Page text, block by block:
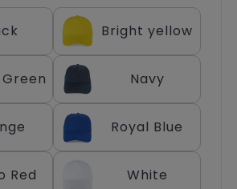
Bright yellow
Navy
Royal Blue
Red White